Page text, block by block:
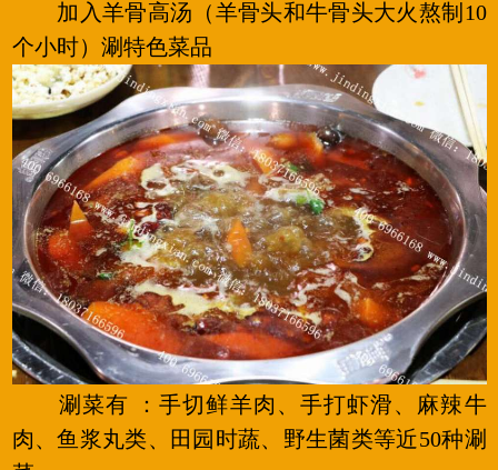
加入羊骨高汤（羊骨头和牛骨头大火熬制10
个小时）涮特色菜品
涮菜有 ：手切鲜羊肉、手打虾滑、麻辣牛
肉、鱼浆丸类、田园时蔬、野生菌类等近50种涮